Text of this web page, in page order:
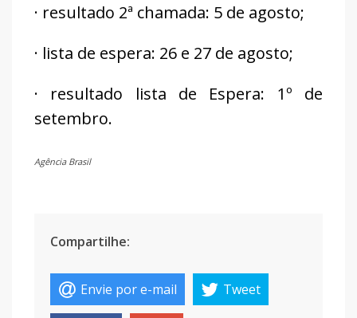
· resultado 2ª chamada: 5 de agosto;
· lista de espera: 26 e 27 de agosto;
· resultado lista de Espera: 1º de
setembro.
Agência Brasil
Compartilhe:
Envie por e-mail Tweet